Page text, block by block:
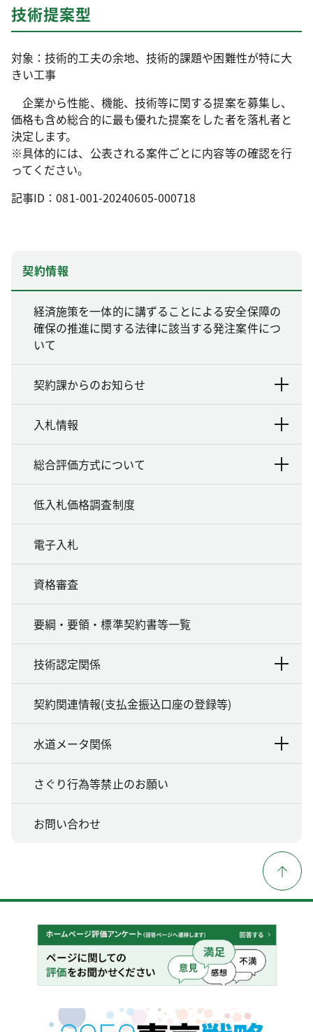
技術提案型
対象：技術的工夫の余地、技術的課題や困難性が特に大
きい工事
企業から性能、機能、技術等に関する提案を募集し、
価格も含め総合的に最も優れた提案をした者を落札者と
決定します。
※具体的には、公表される案件ごとに内容等の確認を行
ってください。
記事ID：081-001-20240605-000718
契約情報
経済施策を一体的に講ずることによる安全保障の
確保の推進に関する法律に該当する発注案件につ
いて
契約課からのお知らせ
入札情報
総合評価方式について
低入札価格調査制度
電子入札
資格審査
要綱・要領・標準契約書等一覧
技術認定関係
契約関連情報(支払金振込口座の登録等)
水道メータ関係
さぐり行為等禁止のお願い
お問い合わせ